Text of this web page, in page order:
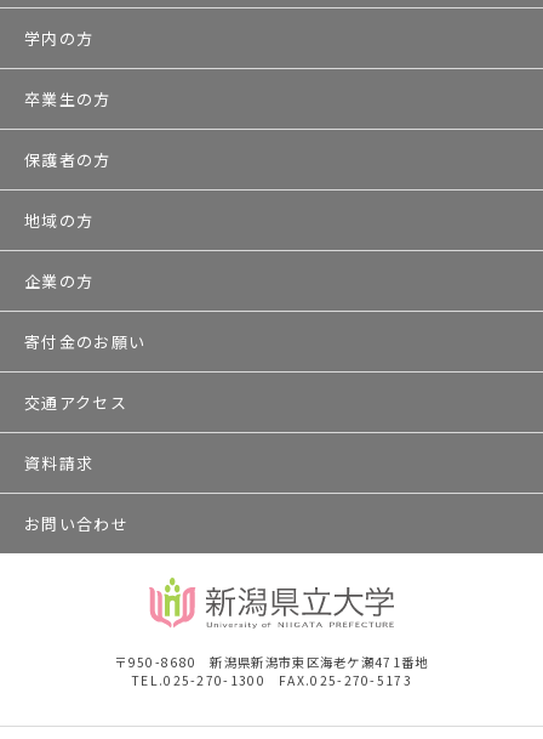
学内の方
卒業生の方
保護者の方
地域の方
企業の方
寄付金のお願い
交通アクセス
資料請求
お問い合わせ
〒950-8680 新潟県新潟市東区海老ケ瀬471番地
TEL.025-270-1300 FAX.025-270-5173